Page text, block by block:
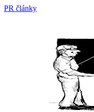
PR články